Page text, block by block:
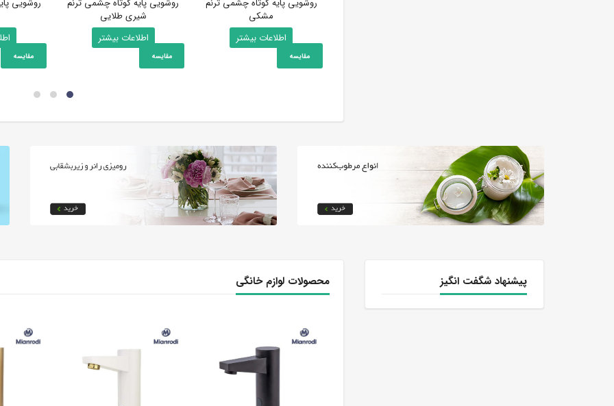
روشویی پایه کوتاه چشمی ترنم
مشکی
اطلاعات بیشتر
مقایسه
روشویی پایه کوتاه چشمی ترنم
شیری طلایی
اطلاعات بیشتر
مقایسه
روشویی
مقایسه
محصولات لوازم خانگی پیشنهاد شگفت انگیز